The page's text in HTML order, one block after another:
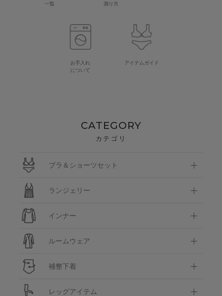
一覧
測り方
お手入れ
について
アイテムガイド
CATEGORY
カテゴリ
ブラ＆ショーツセット
ランジェリー
インナー
ルームウェア
補整下着
レッグアイテム